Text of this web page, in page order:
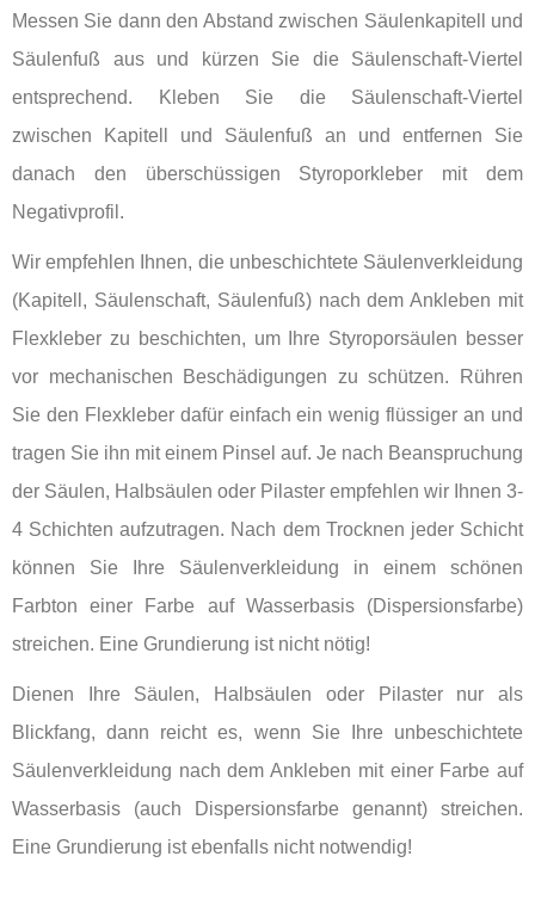
Messen Sie dann den Abstand zwischen Säulenkapitell und
Säulenfuß aus und kürzen Sie die Säulenschaft-Viertel
entsprechend. Kleben Sie die Säulenschaft-Viertel
zwischen Kapitell und Säulenfuß an und entfernen Sie
danach den überschüssigen Styroporkleber mit dem
Negativprofil.
Wir empfehlen Ihnen, die unbeschichtete Säulenverkleidung
(Kapitell, Säulenschaft, Säulenfuß) nach dem Ankleben mit
Flexkleber zu beschichten, um Ihre Styroporsäulen besser
vor mechanischen Beschädigungen zu schützen. Rühren
Sie den Flexkleber dafür einfach ein wenig flüssiger an und
tragen Sie ihn mit einem Pinsel auf. Je nach Beanspruchung
der Säulen, Halbsäulen oder Pilaster empfehlen wir Ihnen 3-
4 Schichten aufzutragen. Nach dem Trocknen jeder Schicht
können Sie Ihre Säulenverkleidung in einem schönen
Farbton einer Farbe auf Wasserbasis (Dispersionsfarbe)
streichen. Eine Grundierung ist nicht nötig!
Dienen Ihre Säulen, Halbsäulen oder Pilaster nur als
Blickfang, dann reicht es, wenn Sie Ihre unbeschichtete
Säulenverkleidung nach dem Ankleben mit einer Farbe auf
Wasserbasis (auch Dispersionsfarbe genannt) streichen.
Eine Grundierung ist ebenfalls nicht notwendig!